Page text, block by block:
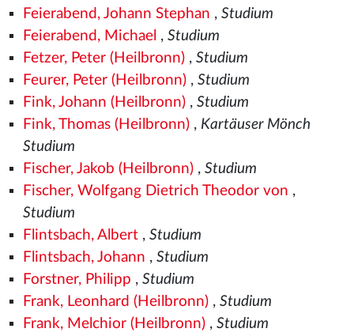
Feierabend, Johann Stephan , Studium
Feierabend, Michael , Studium
Fetzer, Peter (Heilbronn), Studium
Feurer, Peter (Heilbronn), Studium
Fink, Johann (Heilbronn), Studium
Fink, Thomas (Heilbronn), Kartäuser Mönch
Studium
Fischer, Jakob (Heilbronn), Studium
Fischer, Wolfgang Dietrich Theodor von ,
Studium
Flintsbach, Albert, Studium
Flintsbach, Johann , Studium
Forstner, Philipp , Studium
Frank, Leonhard (Heilbronn), Studium
Frank, Melchior (Heilbronn), Studium